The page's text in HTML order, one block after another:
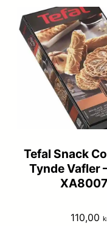
Tefal Snack
Tynde Vafler
110,00